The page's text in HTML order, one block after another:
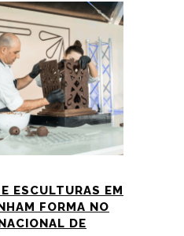
ESCULTURAS EM
FORMA NO
DE